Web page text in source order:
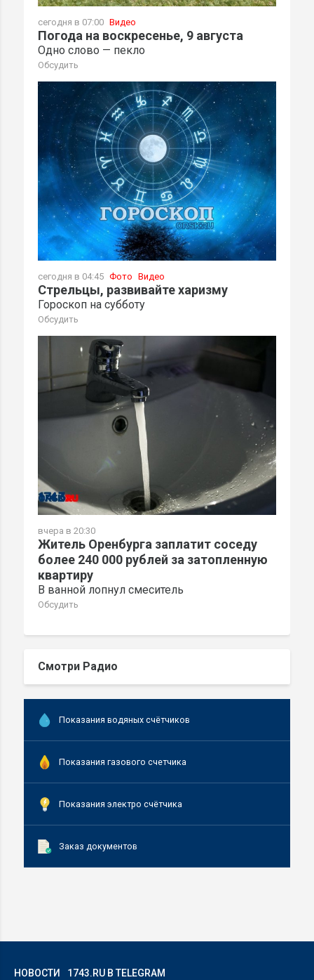
сегодня в 07:00 Видео
Погода на воскресенье, 9 августа
Одно слово — пекло
Обсудить
сегодня в 04:45 Фото Видео
Стрельцы, развивайте харизму
Гороскоп на субботу
Обсудить
вчера в 20:30
Житель Оренбурга заплатит соседу
более 240 000 рублей за затопленную
квартиру
В ванной лопнул смеситель
Обсудить
Смотри Радио
Показания водяных счётчиков
Показания газового счетчика
Показания электро счётчика
Заказ документов
НОВОСТИ
1743.RU В TELEGRAM